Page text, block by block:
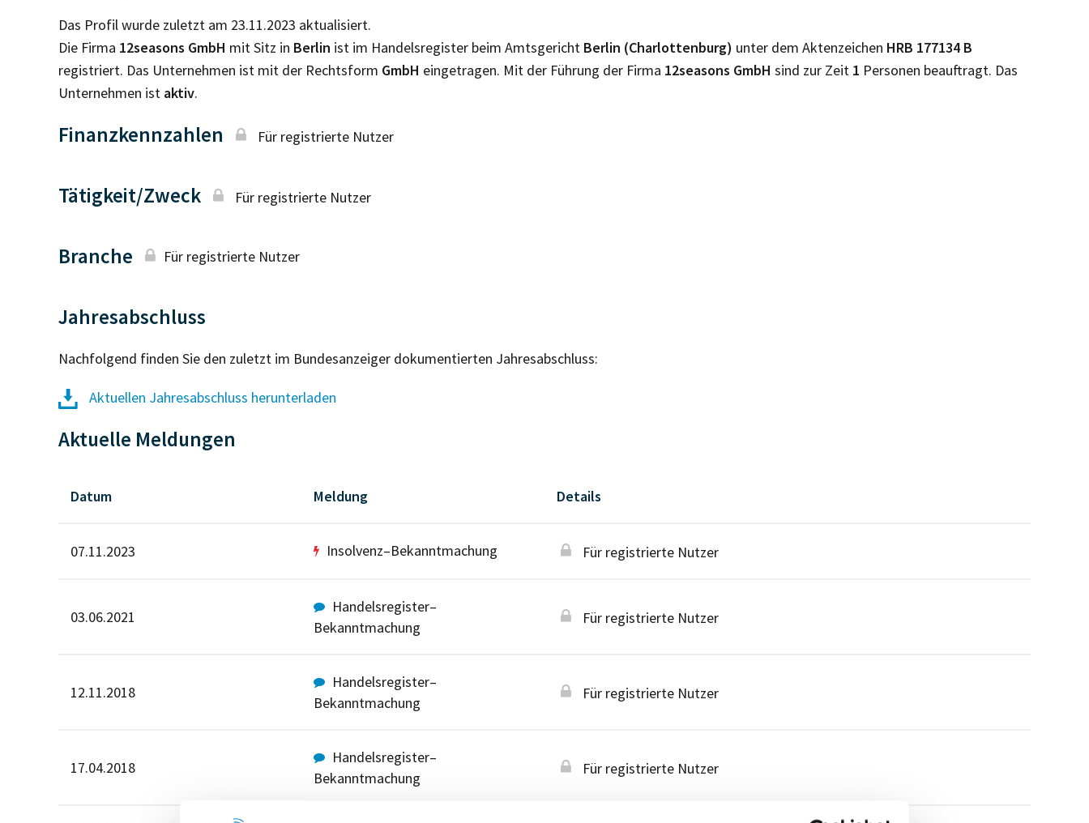
Das Profil wurde zuletzt am 23.11.2023 aktualisiert.
Die Firma 12seasons GmbH mit Sitz in Berlin ist im Handelsregister beim Amtsgericht Berlin (Charlottenburg) unter dem Aktenzeichen HRB 177134 B
registriert. Das Unternehmen ist mit der Rechtsform GmbH eingetragen. Mit der Führung der Firma 12seasons GmbH sind zur Zeit 1 Personen beauftragt. Das
Unternehmen ist aktiv.
Finanzkennzahlen Für registrierte Nutzer
Tätigkeit/Zweck Für registrierte Nutzer
Branche Für registrierte Nutzer
Jahresabschluss
Nachfolgend finden Sie den zuletzt im Bundesanzeiger dokumentierten Jahresabschluss:
Aktuellen Jahresabschluss herunterladen
Aktuelle Meldungen
Datum Meldung Details
07.11.2023 Insolvenz–Bekanntmachung Für registrierte Nutzer
03.06.2021
Handelsregister–
Bekanntmachung
Für registrierte Nutzer
12.11.2018
Handelsregister–
Bekanntmachung
Für registrierte Nutzer
17.04.2018
Handelsregister–
Bekanntmachung
Für registrierte Nutzer